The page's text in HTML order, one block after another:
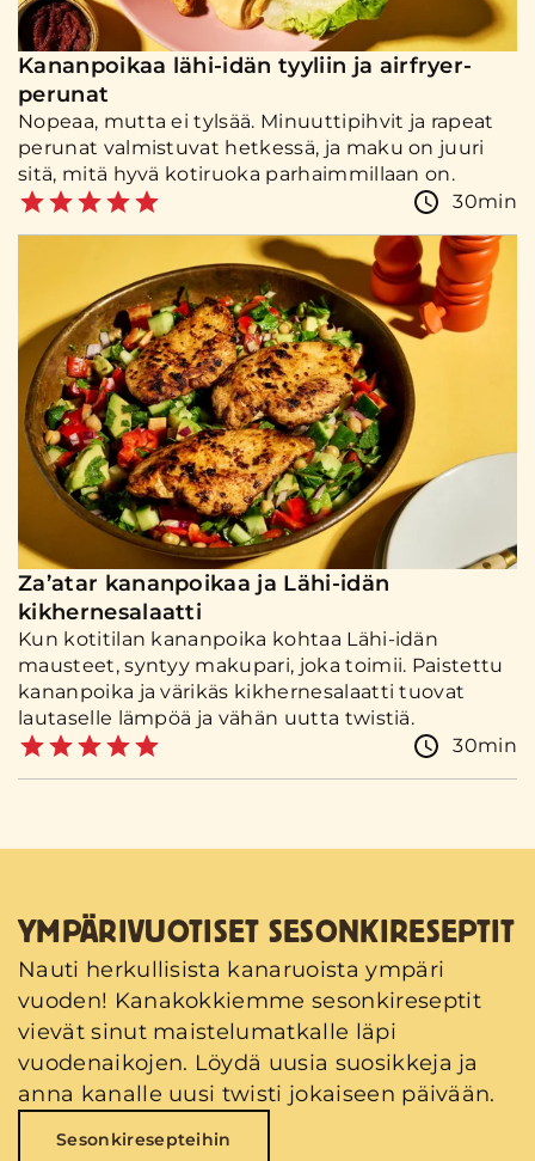
Kananpoikaa lähi-idän tyyliin ja airfryer-
perunat
Nopeaa, mutta ei tylsää. Minuuttipihvit ja rapeat
perunat valmistuvat hetkessä, ja maku on juuri
sitä, mitä hyvä kotiruoka parhaimmillaan on.
30min
Za’atar kananpoikaa ja Lähi-idän
kikhernesalaatti
Kun kotitilan kananpoika kohtaa Lähi-idän
mausteet, syntyy makupari, joka toimii. Paistettu
kananpoika ja värikäs kikhernesalaatti tuovat
lautaselle lämpöä ja vähän uutta twistiä.
30min
YMPÄRIVUOTISET SESONKIRESEPTIT
Nauti herkullisista kanaruoista ympäri
vuoden! Kanakokkiemme sesonkireseptit
vievät sinut maistelumatkalle läpi
vuodenaikojen. Löydä uusia suosikkeja ja
anna kanalle uusi twisti jokaiseen päivään.
Sesonkiresepteihin